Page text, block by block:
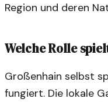
Region und deren
Welche Rolle
Großenhain selbst
fungiert. Die lokale